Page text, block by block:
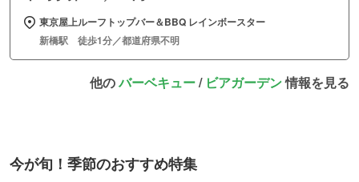
東京屋上ルーフトップバー＆BBQ レインボースター
新橋駅 徒歩1分／都道府県不明
他のバーベキュー/ ビアガーデン情報を見る
今が旬！季節のおすすめ特集